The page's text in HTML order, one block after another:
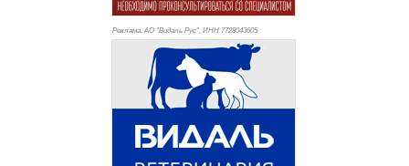
Реклама. АО "Видаль Рус", ИНН 7728043605